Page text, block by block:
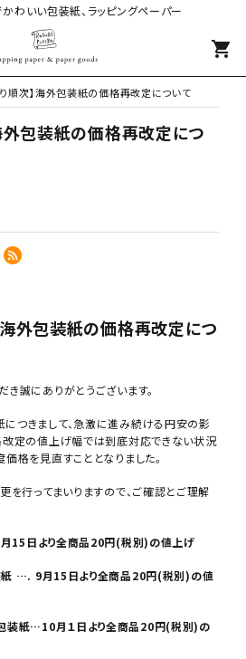
わいい包装紙、ラッピングペーパー
shopping_cart
順次】海外包装紙の価格再改定について
外包装紙の価格再改定につ
海外包装紙の価格再改定につ
誠にありがとうございます。
つきまして、急激に進み続ける円安の影
改定の値上げ幅では到底対応できない状況
格を見直すこととなりました。
行ってまいりますので、ご確認とご理解
日より全商品20円(税別)の値上げ
…. 9月15日より全商品20円(税別)の値
装紙…10月１日より全商品20円(税別)の